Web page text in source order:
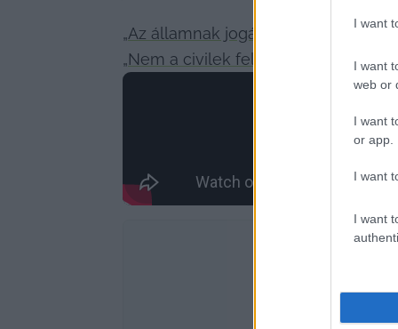
I want
I want
web or
I want
or app.
I want
I want
„Az államnak jogában áll
„Nem a civilek feladata segíteni